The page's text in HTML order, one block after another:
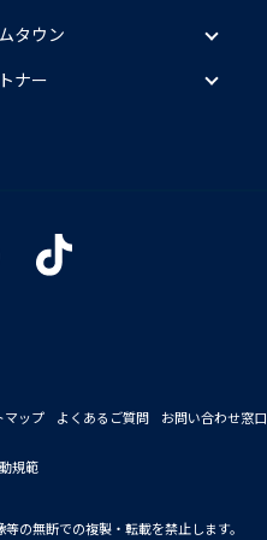
タウン
ナー
マップ よくあるご質問 お問い合わせ窓口
規範
の無断での複製・転載を禁止します。